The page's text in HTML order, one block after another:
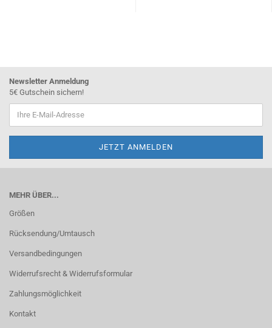
Newsletter Anmeldung
5€ Gutschein sichern!
MEHR ÜBER...
Größen
Rücksendung/Umtausch
Versandbedingungen
Widerrufsrecht & Widerrufsformular
Zahlungsmöglichkeit
Kontakt